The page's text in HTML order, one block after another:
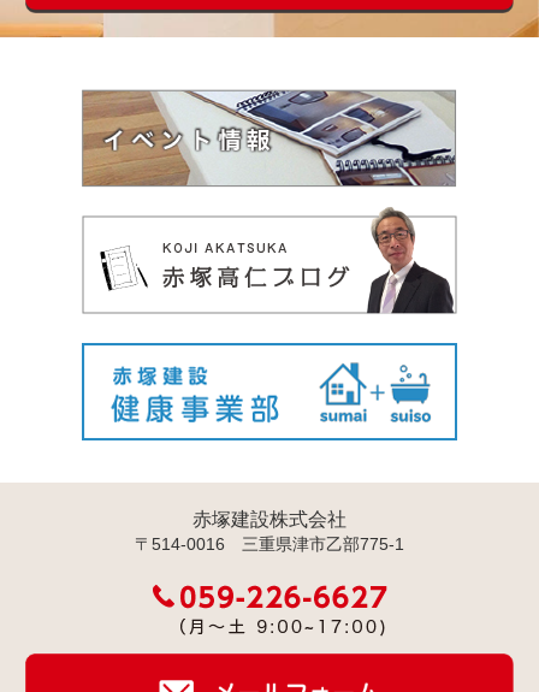
赤塚建設株式会社
〒514-0016 三重県津市乙部775-1